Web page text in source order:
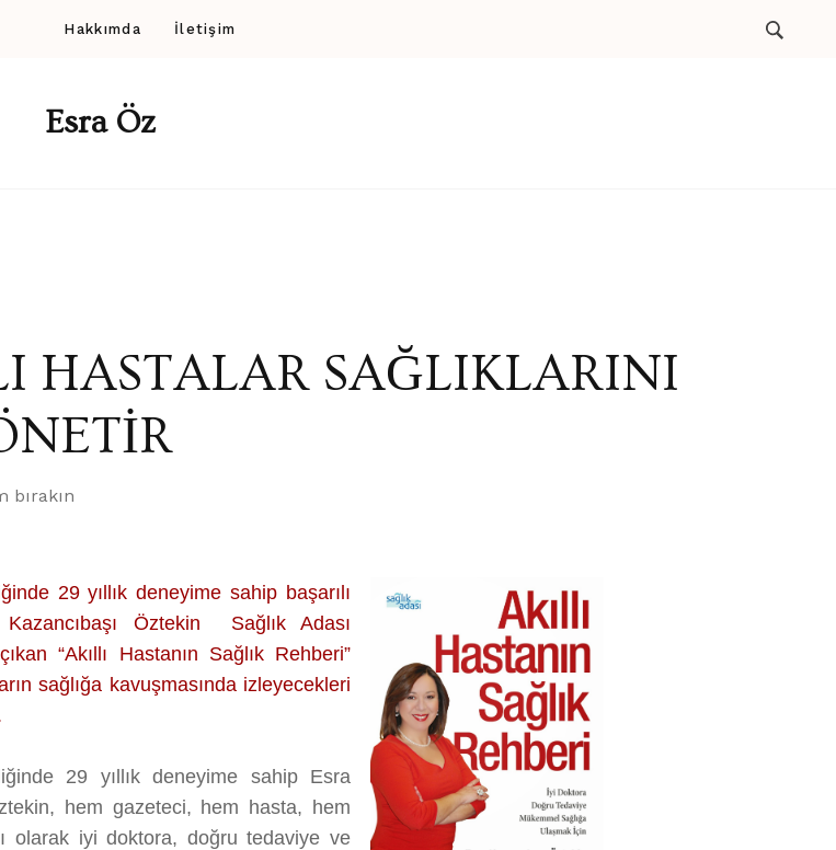
Hakkımda İletişim
Esra Öz
HASTALAR SAĞLIKLARINI
bırakın
29 yıllık deneyime sahip başarılı
Öztekin Sağlık Adası
“Akıllı Hastanın Sağlık Rehberi”
sağlığa kavuşmasında izleyecekleri
29 yıllık deneyime sahip Esra
hem gazeteci, hem hasta, hem
olarak iyi doktora, doğru tedaviye ve